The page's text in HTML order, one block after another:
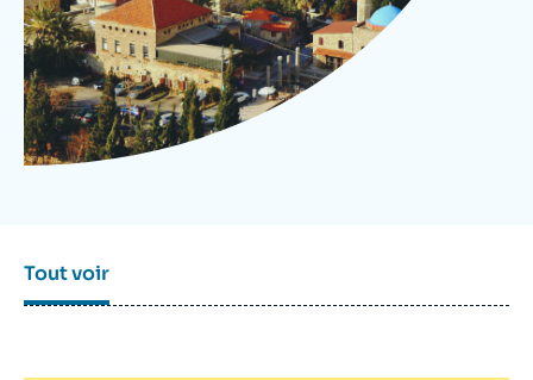
Tout voir